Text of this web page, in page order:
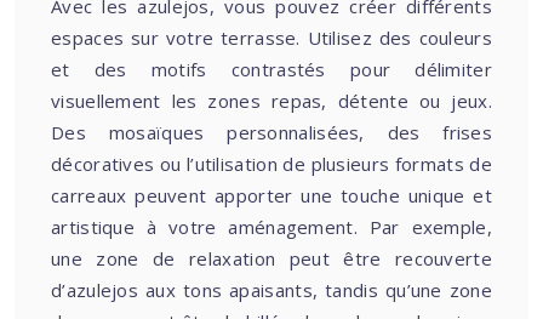
Avec les azulejos, vous pouvez créer différents
espaces sur votre terrasse. Utilisez des couleurs
et des motifs contrastés pour délimiter
visuellement les zones repas, détente ou jeux.
Des mosaïques personnalisées, des frises
décoratives ou l’utilisation de plusieurs formats de
carreaux peuvent apporter une touche unique et
artistique à votre aménagement. Par exemple,
une zone de relaxation peut être recouverte
d’azulejos aux tons apaisants, tandis qu’une zone